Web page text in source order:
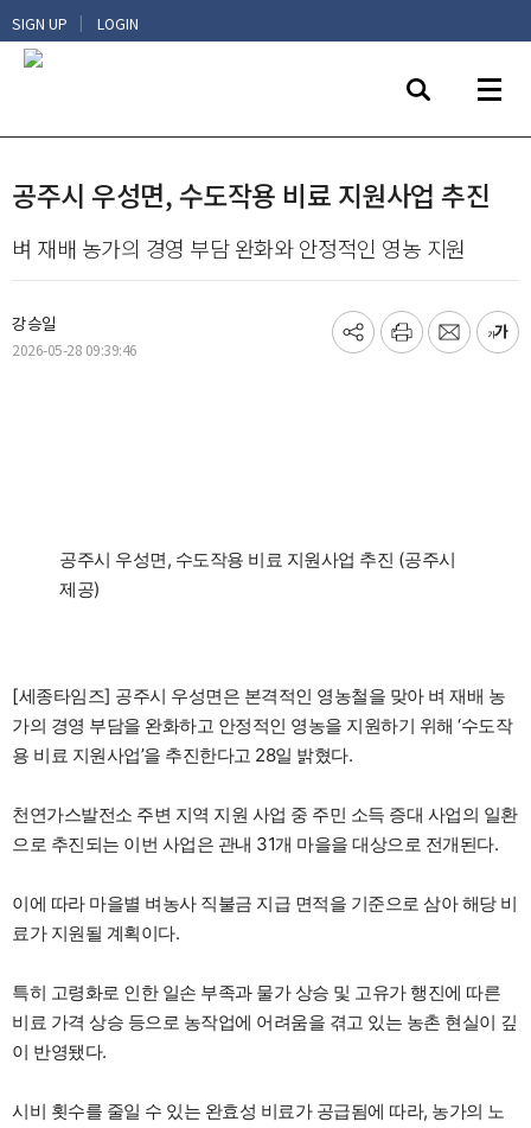
SIGN UP | LOGIN
공주시 우성면, 수도작용 비료 지원사업 추진
벼 재배 농가의 경영 부담 완화와 안정적인 영농 지원
강승일
2026-05-28 09:39:46
기
프
메
글
공주시 우성면, 수도작용 비료 지원사업 추진 (공주시
제공)
[세종타임즈] 공주시 우성면은 본격적인 영농철을 맞아 벼 재배 농
가의 경영 부담을 완화하고 안정적인 영농을 지원하기 위해 ‘수도작
용 비료 지원사업’을 추진한다고 28일 밝혔다.
천연가스발전소 주변 지역 지원 사업 중 주민 소득 증대 사업의 일환
으로 추진되는 이번 사업은 관내 31개 마을을 대상으로 전개된다.
이에 따라 마을별 벼농사 직불금 지급 면적을 기준으로 삼아 해당 비
료가 지원될 계획이다.
특히 고령화로 인한 일손 부족과 물가 상승 및 고유가 행진에 따른
비료 가격 상승 등으로 농작업에 어려움을 겪고 있는 농촌 현실이 깊
이 반영됐다.
시비 횟수를 줄일 수 있는 완효성 비료가 공급됨에 따라, 농가의 노